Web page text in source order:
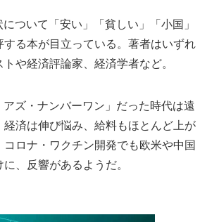
ついて「安い」「貧しい」「小国」
する本が目立っている。著者はいずれ
や経済評論家、経済学者など。
ズ・ナンバーワン」だった時代は遠
経済は伸び悩み、給料もほとんど上が
コロナ・ワクチン開発でも欧米や中国
、反響があるようだ。